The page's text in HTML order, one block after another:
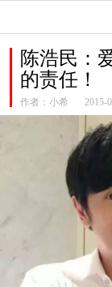
陈浩民：
的责任！
作者： 小希 2015-